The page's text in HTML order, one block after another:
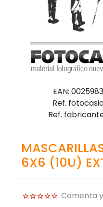
EAN:
Ref.
Ref.
6X6 (10U)
Comenta